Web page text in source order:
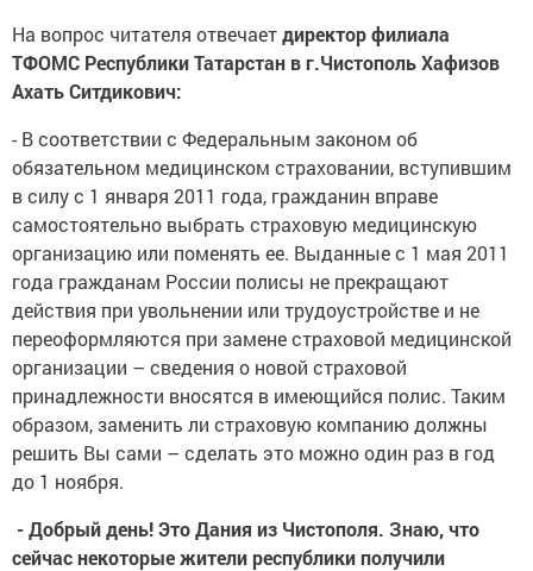
На вопрос читателя отвечаетдиректор филиала
ТФОМС Республики Татарстан в г.Чистополь Хафизов
Ахать Ситдикович:
- В соответствии с Федеральным законом об
обязательном медицинском страховании, вступившим
в силу с 1 января 2011 года, гражданин вправе
самостоятельно выбрать страховую медицинскую
организацию или поменять ее. Выданные с 1 мая 2011
года гражданам России полисы не прекращают
действия при увольнении или трудоустройстве и не
переоформляются при замене страховой медицинской
организации – сведения о новой страховой
принадлежности вносятся в имеющийся полис. Таким
образом, заменить ли страховую компанию должны
решить Вы сами – сделать это можно один раз в год
до 1 ноября.
- Добрый день! Это Дания из Чистополя. Знаю, что
сейчас некоторые жители республики получили